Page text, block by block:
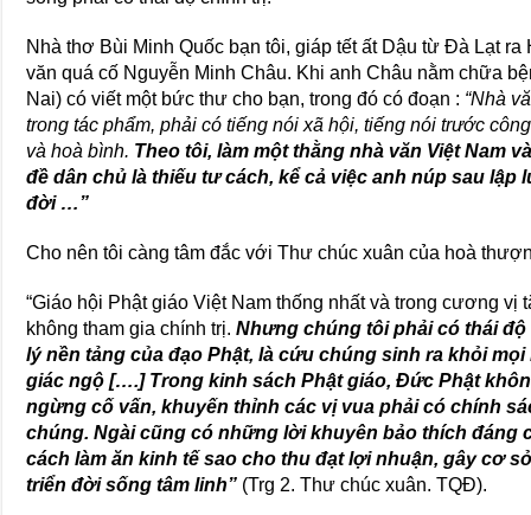
Nhà thơ Bùi Minh Quốc bạn tôi, giáp tết ất Dậu từ Ðà Lạt
văn quá cố Nguyễn Minh Châu. Khi anh Châu nằm chữa
Nai) có viết một bức thư cho bạn, trong đó có đoạn : “Nhà
trong tác phẩm, phải có tiếng nói xã hội, tiếng nói trước
và hoà bình. Theo tôi, làm một thằng nhà văn Việt Nam
đề dân chủ là thiếu tư cách, kể cả việc anh núp sau lập
đời …”
Cho nên tôi càng tâm đắc với Thư chúc xuân của hoà
“Giáo hội Phật giáo Việt Nam thống nhất và trong cương vị
không tham gia chính trị.Nhưng chúng tôi phải có thái
lý nền tảng của đạo Phật, là cứu chúng sinh ra khỏi
giác ngộ [….] Trong kinh sách Phật giáo, Ðức Phật
ngừng cố vấn, khuyến thỉnh các vị vua phải có chính
chúng. Ngài cũng có những lời khuyên bảo thích đáng
cách làm ăn kinh tế sao cho thu đạt lợi nhuận, gây cơ
triển đời sống tâm linh” (Trg 2. Thư chúc xuân. TQÐ).